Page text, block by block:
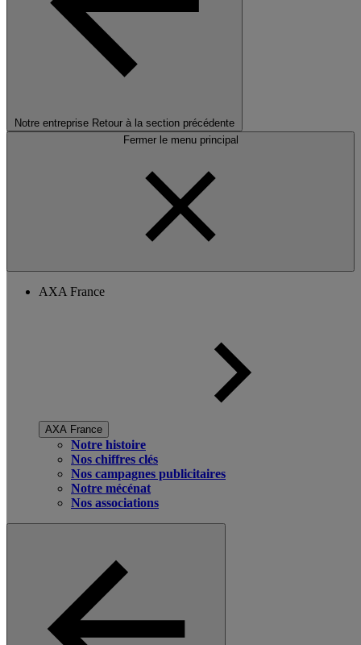
Notre entreprise Retour à la section précédente
Fermer le menu principal
AXA France
AXA France
Notre histoire
Nos chiffres clés
Nos campagnes publicitaires
Notre mécénat
Nos associations